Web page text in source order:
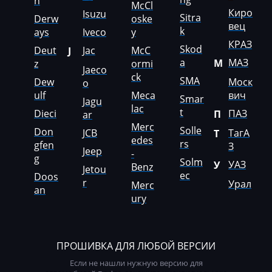
McCloskey
McCormick
Mecalac
Mercedes-Benz
Mercury
Merlo
Metso
MG
Minelli
Derw
ays
Deut
z
Dew
ulf
Dieci
Don
gfen
g
Doos
an
Isuzu
Iveco
J
Jac
Jaeco
o
Jagu
ar
JCB
Jeep
Jetou
r
McCl
oske
y
McC
ormi
ck
Meca
lac
Merc
edes
-
Benz
Merc
ury
Sitra
k
Skod
a
SMA
Smar
t
Solle
rs
Solm
ec
Киро
вец
КРАЗ
М МАЗ
Моск
вич
П
ПАЗ
Т
ТагА
З
У
УАЗ
Урал
ПРОШИВКА ДЛЯ ЛЮБОЙ ВЕРСИИ
Если не нашли нужную версию для